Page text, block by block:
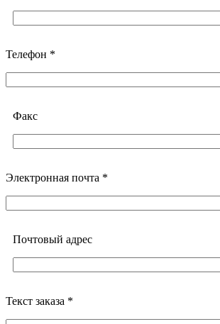
Телефон *
Факс
Электронная почта *
Почтовый адреc
Текст заказа *